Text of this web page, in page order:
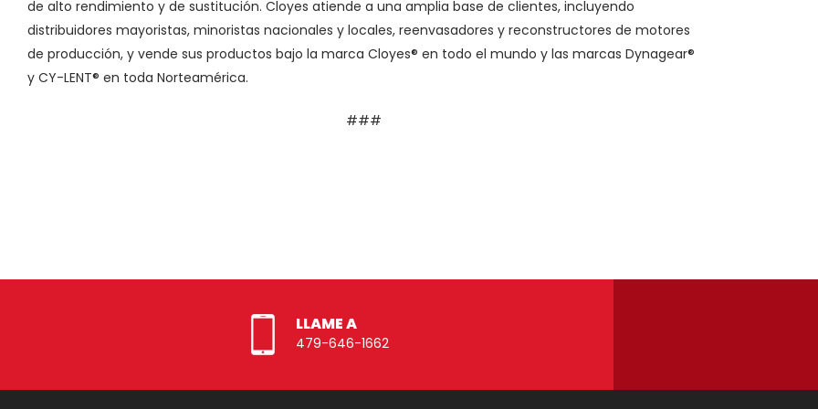
de alto rendimiento y de sustitución. Cloyes atiende a una amplia base de clientes, incluyendo
distribuidores mayoristas, minoristas nacionales y locales, reenvasadores y reconstructores de motores
de producción, y vende sus productos bajo la marca Cloyes® en todo el mundo y las marcas Dynagear®
y CY-LENT® en toda Norteamérica.
###
LLAME A
479-646-1662